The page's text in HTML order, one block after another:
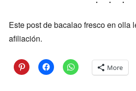
Este post de bacalao fresco en olla
afiliación.
More